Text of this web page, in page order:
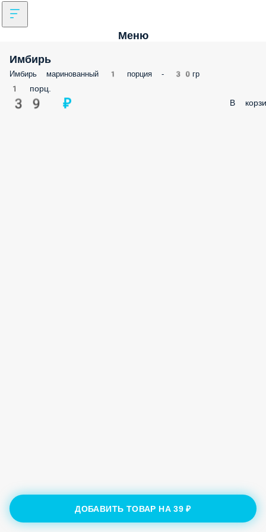
Меню
Имбирь
Имбирь маринованный 1 порция - 30гр
1 порц.
39 ₽ В
ДОБАВИТЬ ТОВАР НА39 ₽